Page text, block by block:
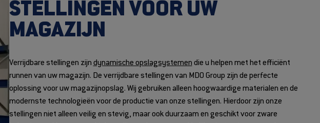
STELLINGEN VOOR UW
MAGAZIJN
Verrijdbare stellingen zijn dynamische opslagsystemen die u helpen met het efficiënt
runnen van uw magazijn. De verrijdbare stellingen van MDO Group zijn de perfecte
oplossing voor uw magazijnopslag. Wij gebruiken alleen hoogwaardige materialen en de
modernste technologieën voor de productie van onze stellingen. Hierdoor zijn onze
stellingen niet alleen veilig en stevig, maar ook duurzaam en geschikt voor zware